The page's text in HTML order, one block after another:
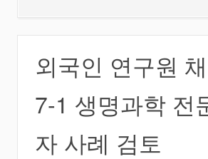
외국인 연구원
7-1 생명과학 전
자 사례 검토